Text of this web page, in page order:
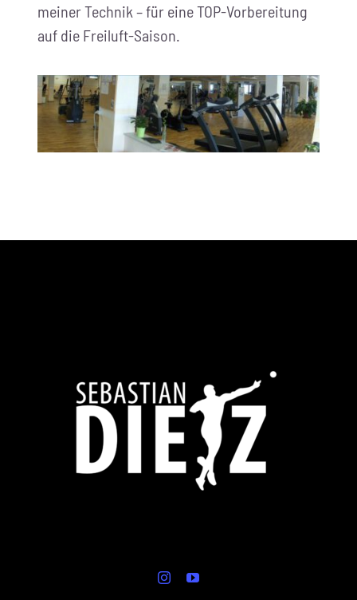
meiner Technik – für eine TOP-Vorbereitung
auf die Freiluft-Saison.